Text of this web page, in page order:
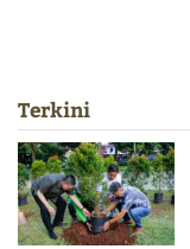
Terkini